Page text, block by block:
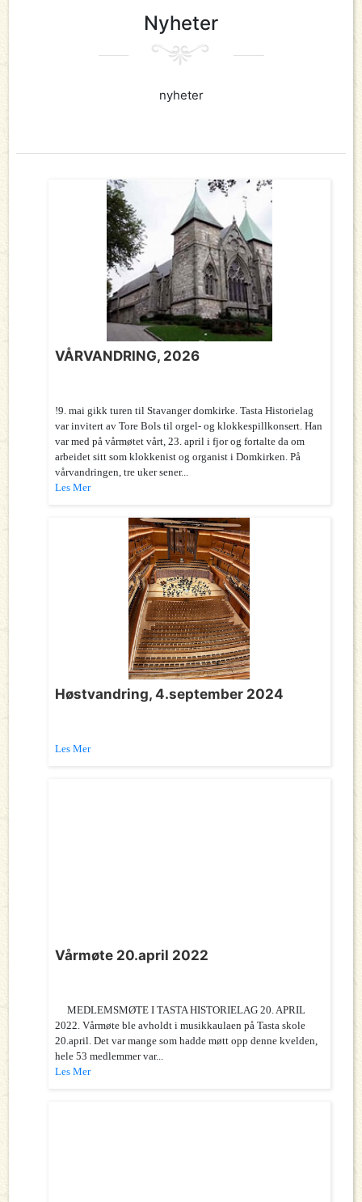
Nyheter
nyheter
VÅRVANDRING, 2026
!9. mai gikk turen til Stavanger domkirke. Tasta Historielag
var invitert av Tore Bols til orgel- og klokkespillkonsert. Han
var med på vårmøtet vårt, 23. april i fjor og fortalte da om
arbeidet sitt som klokkenist og organist i Domkirken. På
vårvandringen, tre uker sener...
Les Mer
Høstvandring, 4.september 2024
Les Mer
Vårmøte 20.april 2022
MEDLEMSMØTE I TASTA HISTORIELAG 20. APRIL
2022. Vårmøte ble avholdt i musikkaulaen på Tasta skole
20.april. Det var mange som hadde møtt opp denne kvelden,
hele 53 medlemmer var...
Les Mer